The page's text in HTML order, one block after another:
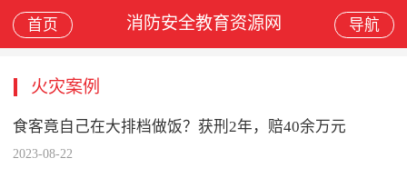
首页 消防安全教育资源网 导航
火灾案例
食客竟自己在大排档做饭？获刑2年，赔40余万元
2023-08-22